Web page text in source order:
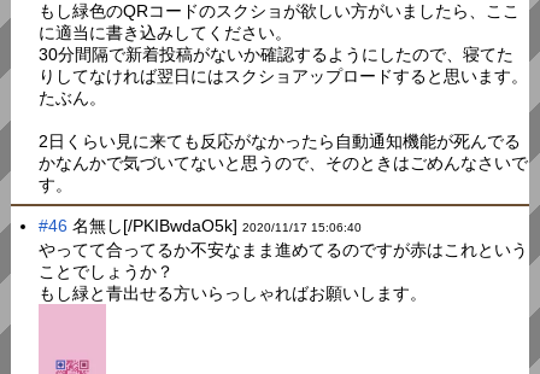
もし緑色のQRコードのスクショが欲しい方がいましたら、ここ
に適当に書き込みしてください。
30分間隔で新着投稿がないか確認するようにしたので、寝てた
りしてなければ翌日にはスクショアップロードすると思います。
たぶん。
2日くらい見に来ても反応がなかったら自動通知機能が死んでる
かなんかで気づいてないと思うので、そのときはごめんなさいで
す。
#46 名無し[/PKIBwdaO5k]2020/11/17 15:06:40
やってて合ってるか不安なまま進めてるのですが赤はこれという
ことでしょうか？
もし緑と青出せる方いらっしゃればお願いします。